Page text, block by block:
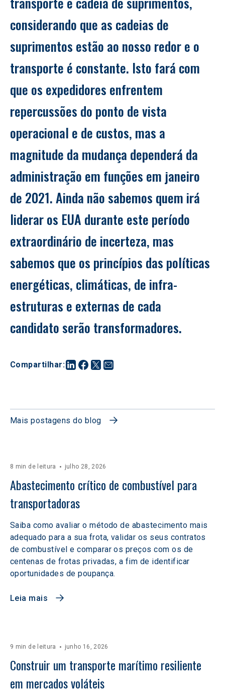
Compartilhar:
considerando que as cadeias de
suprimentos estão ao nosso redor e o
transporte é constante. Isto fará com
que os expedidores enfrentem
repercussões do ponto de vista
operacional e de custos, mas a
magnitude da mudança dependerá da
administração em funções em janeiro
de 2021. Ainda não sabemos quem irá
liderar os EUA durante este período
extraordinário de incerteza, mas
sabemos que os princípios das políticas
energéticas, climáticas, de infra-
estruturas e externas de cada
candidato serão transformadores.
Mais postagens do blog
8 min de leitura julho 28, 2026
Abastecimento crítico de combustível para
transportadoras
Saiba como avaliar o método de abastecimento mais
adequado para a sua frota, validar os seus contratos
de combustível e comparar os preços com os de
centenas de frotas privadas, a fim de identificar
oportunidades de poupança.
Leia mais
9 min de leitura junho 16, 2026
Construir um transporte marítimo resiliente
em mercados voláteis